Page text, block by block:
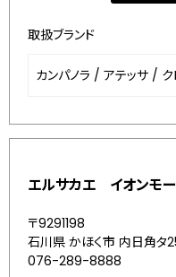
取扱ブランド
カンパノラ / アテッサ /
エルサカエ イオンモ
〒9291198
石川県 かほく市 内日角タ
076-289-8888